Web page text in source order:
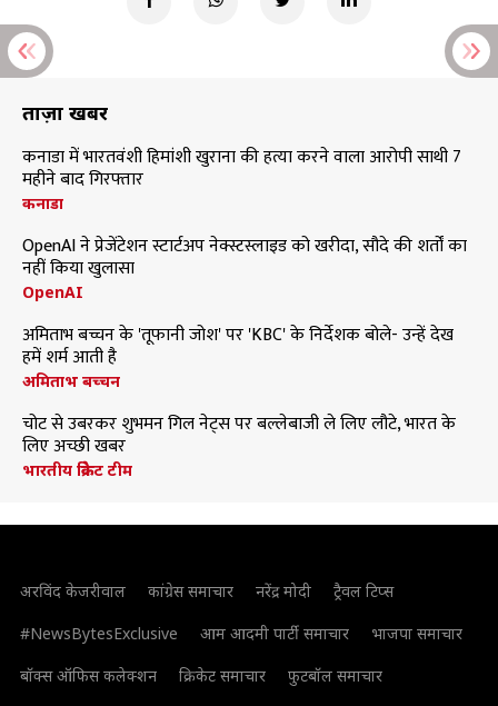
ताज़ा खबरें
कनाडा में भारतवंशी हिमांशी खुराना की हत्या करने वाला आरोपी साथी 7
महीने बाद गिरफ्तार
कनाडा
OpenAI ने प्रेजेंटेशन स्टार्टअप नेक्स्टस्लाइड को खरीदा, सौदे की शर्तों का
नहीं किया खुलासा
OpenAI
अमिताभ बच्चन के 'तूफानी जोश' पर 'KBC' के निर्देशक बोले- उन्हें देख
हमें शर्म आती है
अमिताभ बच्चन
चोट से उबरकर शुभमन गिल नेट्स पर बल्लेबाजी ले लिए लौटे, भारत के
लिए अच्छी खबर
भारतीय क्रिकेट टीम
अरविंद केजरीवाल कांग्रेस समाचार नरेंद्र मोदी
ट्रैवल टिप्स
#NewsBytesExclusive
आम आदमी पार्टी समाचार
भाजपा समाचार
बॉक्स ऑफिस कलेक्शन
क्रिकेट समाचार फुटबॉल समाचार